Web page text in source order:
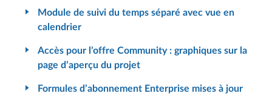
Module de suivi du temps séparé avec vue en
calendrier
Accès pour l’offre Community : graphiques sur la
page d’aperçu du projet
Formules d’abonnement Enterprise mises à jour